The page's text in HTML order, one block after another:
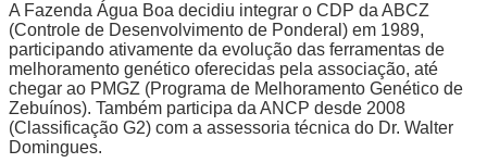
A Fazenda Água Boa decidiu integrar o CDP da ABCZ
(Controle de Desenvolvimento de Ponderal) em 1989,
participando ativamente da evolução das ferramentas de
melhoramento genético oferecidas pela associação, até
chegar ao PMGZ (Programa de Melhoramento Genético de
Zebuínos). Também participa da ANCP desde 2008
(Classificação G2) com a assessoria técnica do Dr. Walter
Domingues.